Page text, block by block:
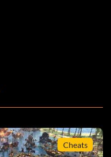
Cheats